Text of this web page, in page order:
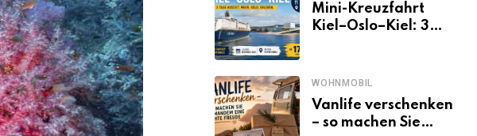
Mini-Kreuzfahrt
Kiel–Oslo–Kiel: 3
WOHNMOBIL
Vanlife verschenken
– so machen Sie